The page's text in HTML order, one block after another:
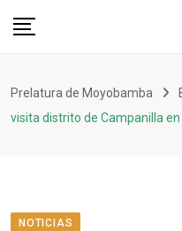
Prelatura de Moyobamba
visita distrito de Campanilla
NOTICIAS